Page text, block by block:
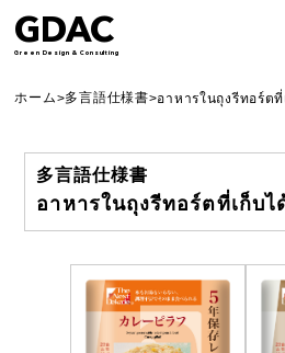
GDAC
Green Design & Consulting
ホーム>多言語仕様書>อาหารในถุงรีทอร์ต
多言語仕様書
อาหารในถุงรีทอร์ตที่เก็บไ